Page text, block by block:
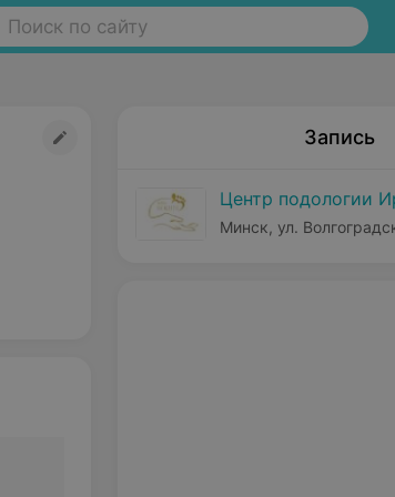
Поиск по сайту
Запись
Центр подологии
Минск, ул.